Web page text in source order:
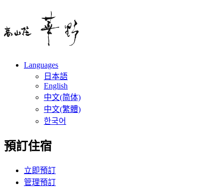
Languages
日本語
English
中文(简体)
中文(繁體)
한국어
預訂住宿
立即預訂
管理預訂